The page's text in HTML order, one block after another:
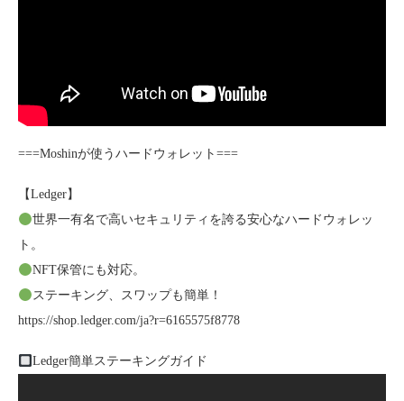
===Moshinが使うハードウォレット===
【Ledger】
世界一有名で高いセキュリティを誇る安心なハードウォレッ
ト。
NFT保管にも対応。
ステーキング、スワップも簡単！
https://shop.ledger.com/ja?r=6165575f8778
Ledger簡単ステーキングガイド